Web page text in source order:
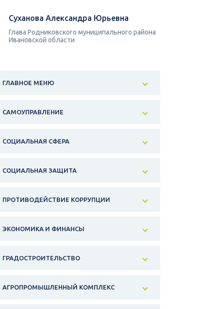
Суханова Александра Юрьевна
Глава Родниковского муниципального района
Ивановской области
ГЛАВНОЕ МЕНЮ
САМОУПРАВЛЕНИЕ
СОЦИАЛЬНАЯ СФЕРА
СОЦИАЛЬНАЯ ЗАЩИТА
ПРОТИВОДЕЙСТВИЕ КОРРУПЦИИ
ЭКОНОМИКА И ФИНАНСЫ
ГРАДОСТРОИТЕЛЬСТВО
АГРОПРОМЫШЛЕННЫЙ КОМПЛЕКС